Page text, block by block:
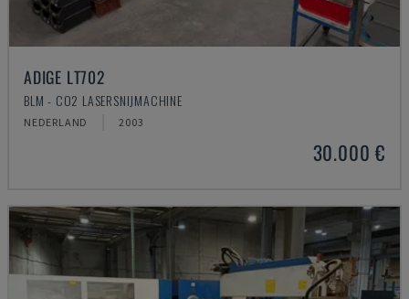
ADIGE LT702
BLM - CO2 LASERSNIJMACHINE
NEDERLAND 2003
30.000 €